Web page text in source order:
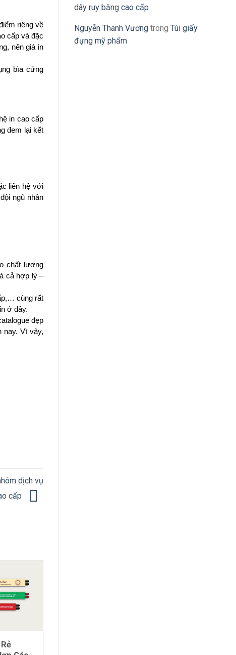
riêng về
cấp và đặc
nên giá in
bìa cứng
in cao cấp
đem lại kết
liên hệ với
ngũ nhân
chất lượng
cả hợp lý –
cùng rất
ở đây.
đẹp
nay. Vì vậy,
dịch vụ
cấp
dây ruy băng cao cấp
Nguyễn Thanh Vương trong Túi giấy
đựng mỹ phẩm